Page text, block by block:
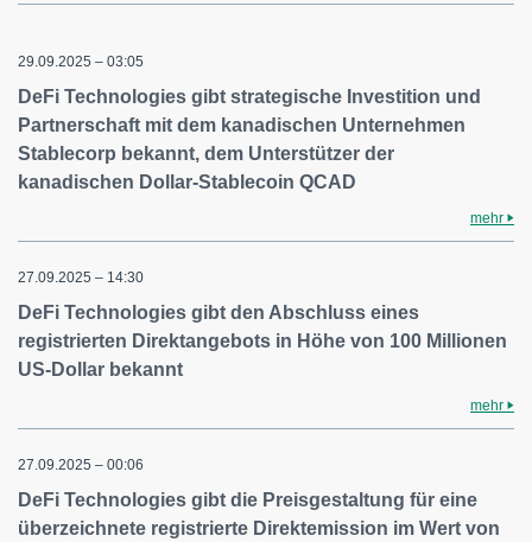
29.09.2025 – 03:05
DeFi Technologies gibt strategische Investition und
Partnerschaft mit dem kanadischen Unternehmen
Stablecorp bekannt, dem Unterstützer der
kanadischen Dollar-Stablecoin QCAD
mehr
27.09.2025 – 14:30
DeFi Technologies gibt den Abschluss eines
registrierten Direktangebots in Höhe von 100 Millionen
US-Dollar bekannt
mehr
27.09.2025 – 00:06
DeFi Technologies gibt die Preisgestaltung für eine
überzeichnete registrierte Direktemission im Wert von